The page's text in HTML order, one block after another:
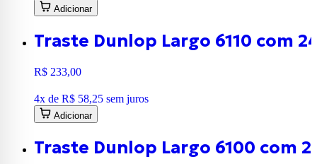
Adicionar
Traste Dunlop Largo 6110 com
R$ 233,00
4x de R$ 58,25 sem juros
Adicionar
Traste Dunlop Largo 6100 com